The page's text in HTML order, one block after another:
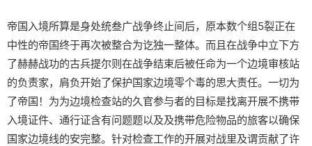
帝国入境所算是身处统叁广战争终止间后，原本数个组5裂正在
中性的帝国终于再次被整合为讫独一整体。而且在战争中立下方
了赫赫战功的古兵提尔则在战争结束后被任命为一个边境审核站
的负责家，肩负开始了保护国家边境零个毒的思大责任。一切为
了帝国！为为边境检查站的久官参与者的目标是找离开展不携带
入境证件、通行证含有问题题以及及携带危险物品的旅客以确保
国家边境线的安完整。针对检查工作的开展对战里及谓贡献了许